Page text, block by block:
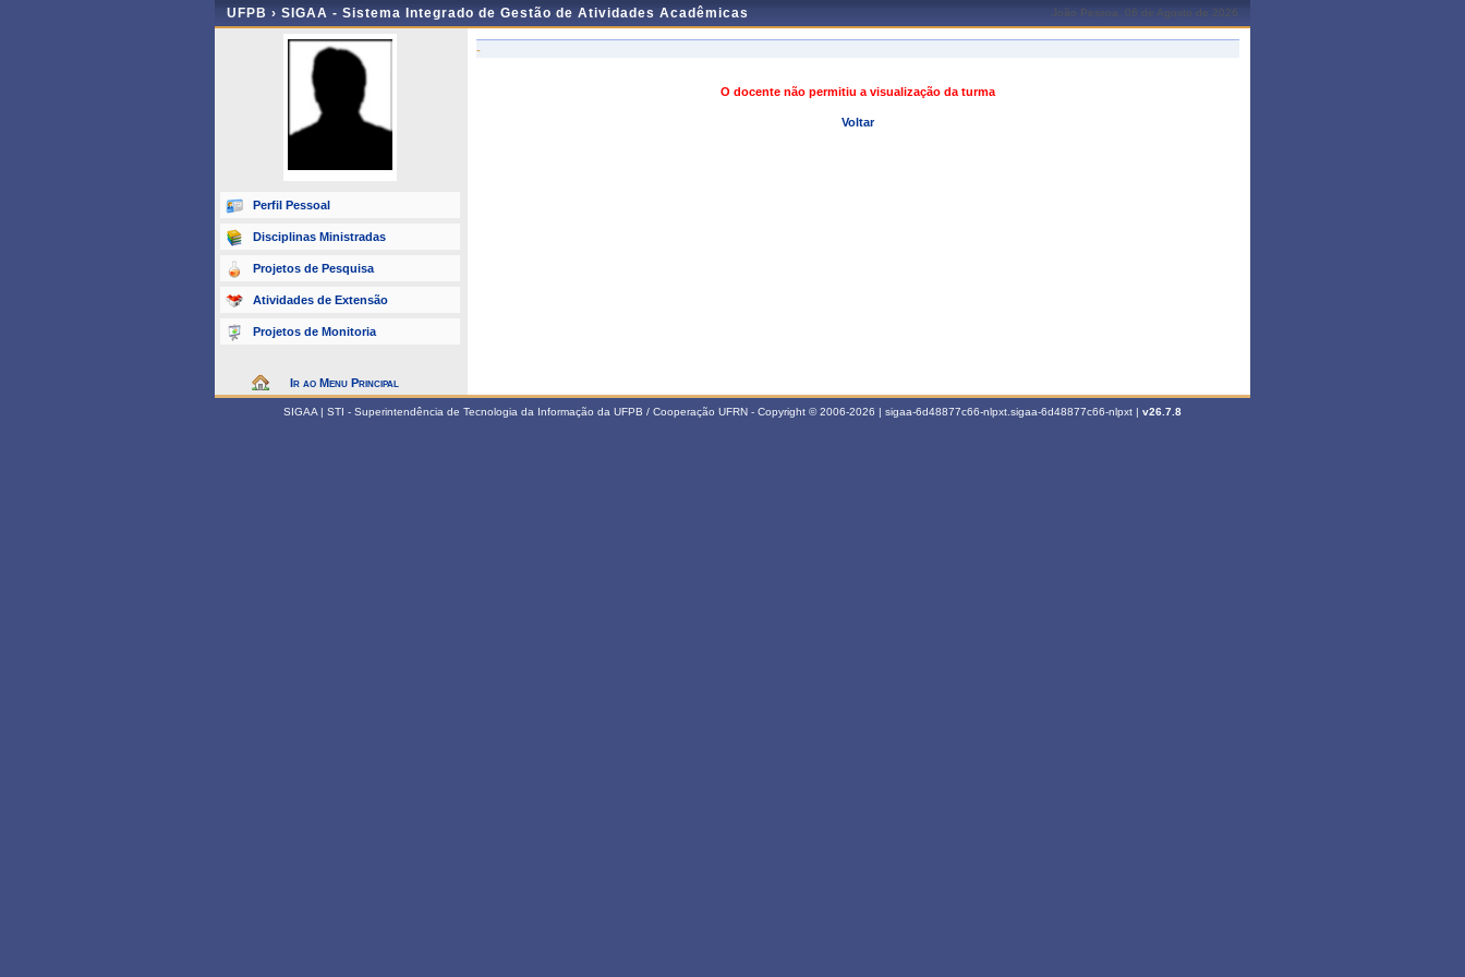
UFPB › SIGAA - Sistema Integrado de Gestão de Atividades Acadêmicas João Pessoa, 06 de Agosto de 2026
Perfil Pessoal
Disciplinas Ministradas
Projetos de Pesquisa
Atividades de Extensão
Projetos de Monitoria
Ir ao Menu Principal
-
O docente não permitiu a visualização da turma
Voltar
SIGAA | STI - Superintendência de Tecnologia da Informação da UFPB / Cooperação UFRN - Copyright © 2006-2026 | sigaa-6d48877c66-nlpxt.sigaa-6d48877c66-nlpxt | v26.7.8